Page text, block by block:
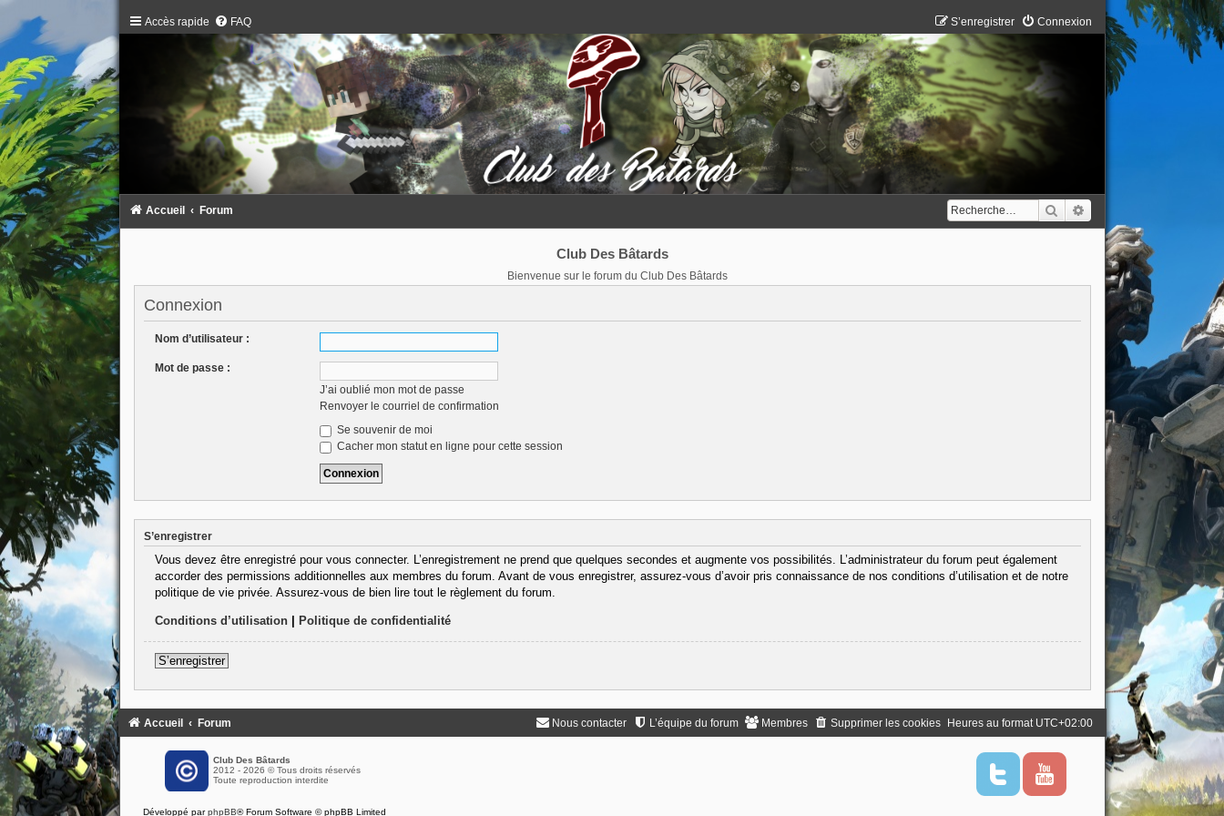
Accès rapide FAQ Connexion
S’enregistrer
Rechercher
Accueil Forum
Club Des Bâtards
Bienvenue sur le forum du Club Des Bâtards
Connexion
Nom d’utilisateur :
Mot de passe :
J’ai oublié mon mot de passe
Renvoyer le courriel de confirmation
Se souvenir de moi
Cacher mon statut en ligne pour cette session
S’enregistrer
Vous devez être enregistré pour vous connecter. L’enregistrement ne prend que quelques secondes et augmente vos possibilités. L’administrateur du forum peut également
accorder des permissions additionnelles aux membres du forum. Avant de vous enregistrer, assurez-vous d’avoir pris connaissance de nos conditions d’utilisation et de notre
politique de vie privée. Assurez-vous de bien lire tout le règlement du forum.
Conditions d’utilisation| Politique de confidentialité
S’enregistrer
Accueil Forum Heures au format UTC+02:00
Supprimer les cookies
Membres
L’équipe du forum
Nous contacter
Club Des Bâtards
2012 - 2026 © Tous droits réservés
Toute reproduction interdite
T
i
Y
u
Développé parphpBB® Forum Software © phpBB Limited